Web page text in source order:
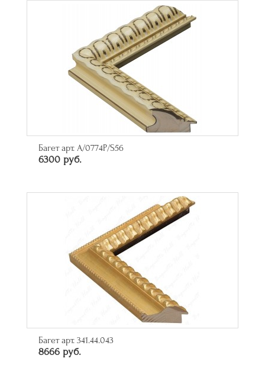
Багет арт. A/0774P/S56
6300 руб.
Багет арт. 341.44.043
8666 руб.